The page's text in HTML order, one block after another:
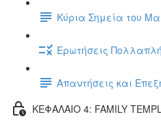
Κύρια Σημεία του
Ερωτήσεις
Απαντήσεις και
ΚΕΦΑΛΑΙΟ 4: FAMILY